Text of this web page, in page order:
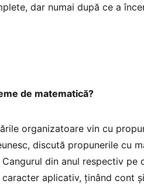
dar numai după ce a
de matematică?
organizatoare vin cu
discută propunerile cu
din anul respectiv pe
aplicativ, ținând cont